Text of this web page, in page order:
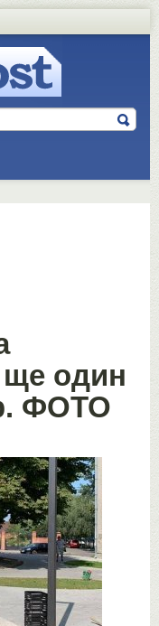
один
ФОТО